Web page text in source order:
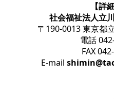
【詳
社会福祉法人立
〒190-0013 東京都
電話
FAX
E-mail